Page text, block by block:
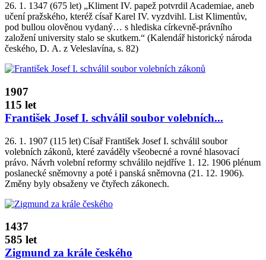
26. 1. 1347 (675 let) „Kliment IV. papež potvrdil Academiae, aneb
učení pražského, kteréž císař Karel IV. vyzdvihl. List Klimentův,
pod bullou olověnou vydaný… s hlediska církevně-právního
založení university stalo se skutkem.“ (Kalendář historický národa
českého, D. A. z Veleslavína, s. 82)
1907
115 let
František Josef I. schválil soubor volebních...
26. 1. 1907 (115 let) Císař František Josef I. schválil soubor
volebních zákonů, které zaváděly všeobecné a rovné hlasovací
právo. Návrh volební reformy schválilo nejdříve 1. 12. 1906 plénum
poslanecké sněmovny a poté i panská sněmovna (21. 12. 1906).
Změny byly obsaženy ve čtyřech zákonech.
1437
585 let
Zigmund za krále českého